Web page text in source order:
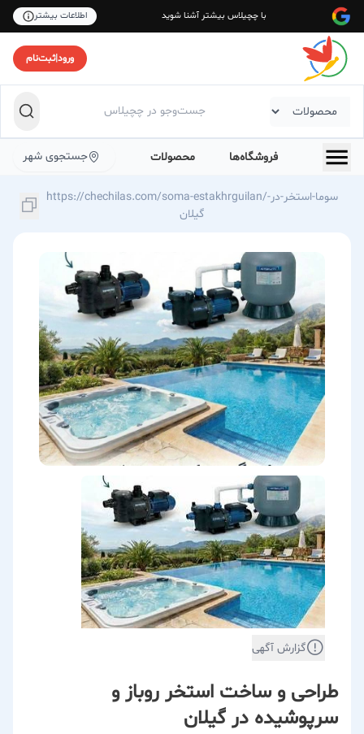
با چچیلاس بیشتر آشنا شوید اطلاعات بیشتر
ورود|ثبت‌نام
فروشگاه‌ها محصولات جستجوی شهر
https://chechilas.com/soma-estakhrguilan/سوما-استخر-در-
گیلان
گزارش آگهی
طراحی و ساخت استخر روباز و
سرپوشیده در گیلان